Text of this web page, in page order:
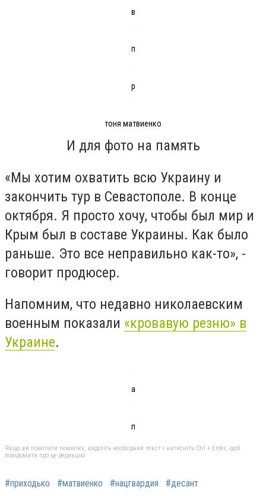
в
п
р
тоня матвиенко
И для фото на память
«Мы хотим охватить всю Украину и
закончить тур в Севастополе. В конце
октября. Я просто хочу, чтобы был мир и
Крым был в составе Украины. Как было
раньше. Это все неправильно как-то», -
говорит продюсер.
Напомним, что недавно николаевским
военным показали «кровавую резню» в
Украине.
а
п
Якщо ви помітили помилку, виділіть необхідний текст і натисніть Ctrl + Enter, щоб
повідомити про це редакцію
#приходько #матвиенко #нацгвардия #десант